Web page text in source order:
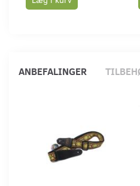
ANBEFALINGER